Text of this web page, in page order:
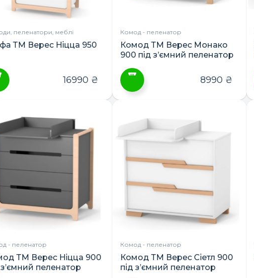
ПОШУК ТОВАРІВ:
пеленатори, меблі
ТМ Верес Ніцца 950
16990 ₴
Комод - пеленатор
Комод ТМ Верес Монако
900 під з’ємний пеленатор
кілька
Параметри
вибрати
товару
8990 ₴
- пеленатор
ТМ Верес Ніцца 900
з’ємний пеленатор
Комод - пеленатор
Комод ТМ Верес Сіетл 900
під з’ємний пеленатор